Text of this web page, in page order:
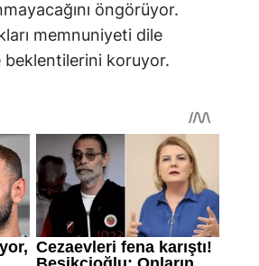
öngörüyor.
memnuniyeti dile
koruyor.